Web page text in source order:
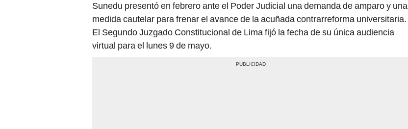
Sunedu presentó en febrero ante el Poder Judicial una demanda de amparo y una
medida cautelar para frenar el avance de la acuñada contrarreforma universitaria.
El Segundo Juzgado Constitucional de Lima fijó la fecha de su única audiencia
virtual para el lunes 9 de mayo.